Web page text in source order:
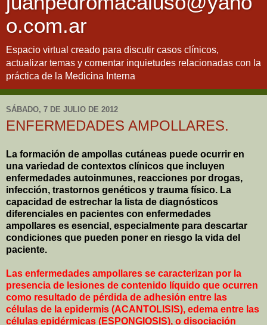
o.com.ar
Espacio virtual creado para discutir casos clínicos,
actualizar temas y comentar inquietudes relacionadas con la
práctica de la Medicina Interna
SÁBADO, 7 DE JULIO DE 2012
ENFERMEDADES AMPOLLARES.
La formación de ampollas cutáneas puede ocurrir en
una variedad de contextos clínicos que incluyen
enfermedades autoinmunes, reacciones por drogas,
infección, trastornos genéticos y trauma físico. La
capacidad de estrechar la lista de diagnósticos
diferenciales en pacientes con enfermedades
ampollares es esencial, especialmente para descartar
condiciones que pueden poner en riesgo la vida del
paciente.
Las enfermedades ampollares se caracterizan por la
presencia de lesiones de contenido líquido que ocurren
como resultado de pérdida de adhesión entre las
células de la epidermis (ACANTOLISIS), edema entre las
células epidérmicas (ESPONGIOSIS), o disociación